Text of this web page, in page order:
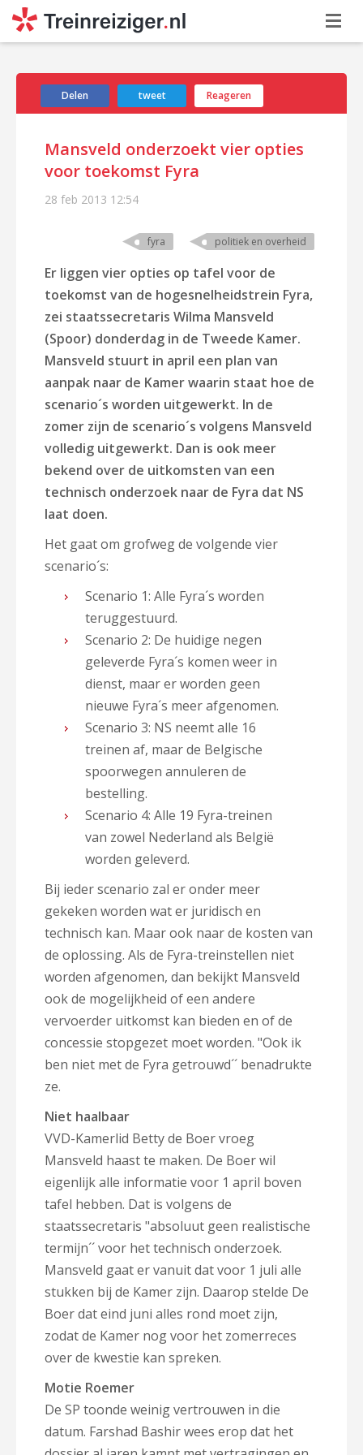
Delen tweet Reageren
Mansveld onderzoekt vier opties
voor toekomst Fyra
28 feb 2013 12:54
fyra politiek en overheid
Er liggen vier opties op tafel voor de
toekomst van de hogesnelheidstrein Fyra,
zei staatssecretaris Wilma Mansveld
(Spoor) donderdag in de Tweede Kamer.
Mansveld stuurt in april een plan van
aanpak naar de Kamer waarin staat hoe de
scenario´s worden uitgewerkt. In de
zomer zijn de scenario´s volgens Mansveld
volledig uitgewerkt. Dan is ook meer
bekend over de uitkomsten van een
technisch onderzoek naar de Fyra dat NS
laat doen.
Het gaat om grofweg de volgende vier
scenario´s:
Scenario 1: Alle Fyra´s worden
teruggestuurd.
Scenario 2: De huidige negen
geleverde Fyra´s komen weer in
dienst, maar er worden geen
nieuwe Fyra´s meer afgenomen.
Scenario 3: NS neemt alle 16
treinen af, maar de Belgische
spoorwegen annuleren de
bestelling.
Scenario 4: Alle 19 Fyra-treinen
van zowel Nederland als België
worden geleverd.
Bij ieder scenario zal er onder meer
gekeken worden wat er juridisch en
technisch kan. Maar ook naar de kosten van
de oplossing. Als de Fyra-treinstellen niet
worden afgenomen, dan bekijkt Mansveld
ook de mogelijkheid of een andere
vervoerder uitkomst kan bieden en of de
concessie stopgezet moet worden. "Ook ik
ben niet met de Fyra getrouwd´´ benadrukte
ze.
Niet haalbaar
VVD-Kamerlid Betty de Boer vroeg
Mansveld haast te maken. De Boer wil
eigenlijk alle informatie voor 1 april boven
tafel hebben. Dat is volgens de
staatssecretaris "absoluut geen realistische
termijn´´ voor het technisch onderzoek.
Mansveld gaat er vanuit dat voor 1 juli alle
stukken bij de Kamer zijn. Daarop stelde De
Boer dat eind juni alles rond moet zijn,
zodat de Kamer nog voor het zomerreces
over de kwestie kan spreken.
Motie Roemer
De SP toonde weinig vertrouwen in die
datum. Farshad Bashir wees erop dat het